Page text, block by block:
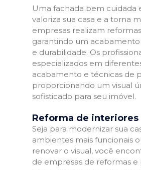
Uma fachada bem cuidada
valoriza sua casa e a torna
empresas realizam
garantindo um
e durabilidade. Os
especializados em
acabamento e técnicas de
proporcionando um visual
sofisticado para seu imóvel.
Reforma de interiores
Seja para modernizar sua
ambientes mais funcionais
renovar o visual, você
de empresas de reformas e